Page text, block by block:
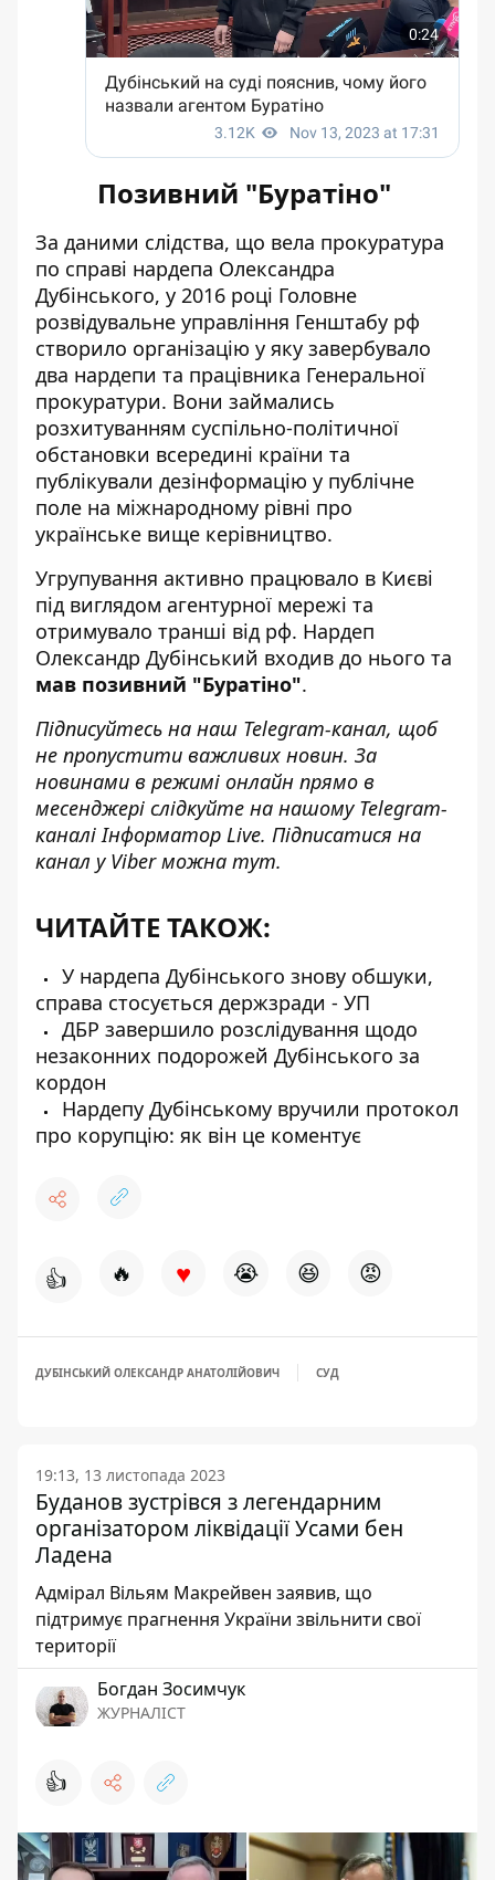
Позивний "Буратіно"
За даними слідства, що вела прокуратура
по справі нардепа Олександра
Дубінського, у 2016 році Головне
розвідувальне управління Генштабу рф
створило організацію у яку завербувало
два нардепи та працівника Генеральної
прокуратури. Вони займались
розхитуванням суспільно-політичної
обстановки всередині країни та
публікували дезінформацію у публічне
поле на міжнародному рівні про
українське вище керівництво.
Угрупування активно працювало в Києві
під виглядом агентурної мережі та
отримувало транші від рф. Нардеп
Олександр Дубінський входив до нього та
мав позивний "Буратіно".
Підписуйтесь на наш Telegram-канал, щоб
не пропустити важливих новин. За
новинами в режимі онлайн прямо в
месенджері слідкуйте на нашому Telegram-
каналіІнформатор Live. Підписатися на
канал у Viber можна тут.
ЧИТАЙТЕ ТАКОЖ:
У нардепа Дубінського знову обшуки,
справа стосується держзради - УП
ДБР завершило розслідування щодо
незаконних подорожей Дубінського за
кордон
Нардепу Дубінському вручили протокол
про корупцію: як він це коментує
👍 🔥 ♥ 😭 😆 😡
ДУБІНСЬКИЙ ОЛЕКСАНДР АНАТОЛІЙОВИЧ СУД
19:13, 13 листопада 2023
Буданов зустрівся з легендарним
організатором ліквідації Усами бен
Ладена
Адмірал Вільям Макрейвен заявив, що
підтримує прагнення України звільнити свої
території
Богдан Зосимчук
ЖУРНАЛІСТ
👍